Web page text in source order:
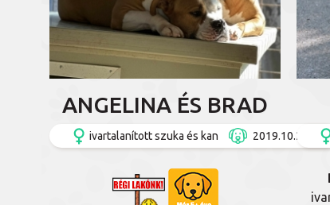
ANGELINA ÉS BRAD
ivartalanított szuka és kan 2019.10.24.